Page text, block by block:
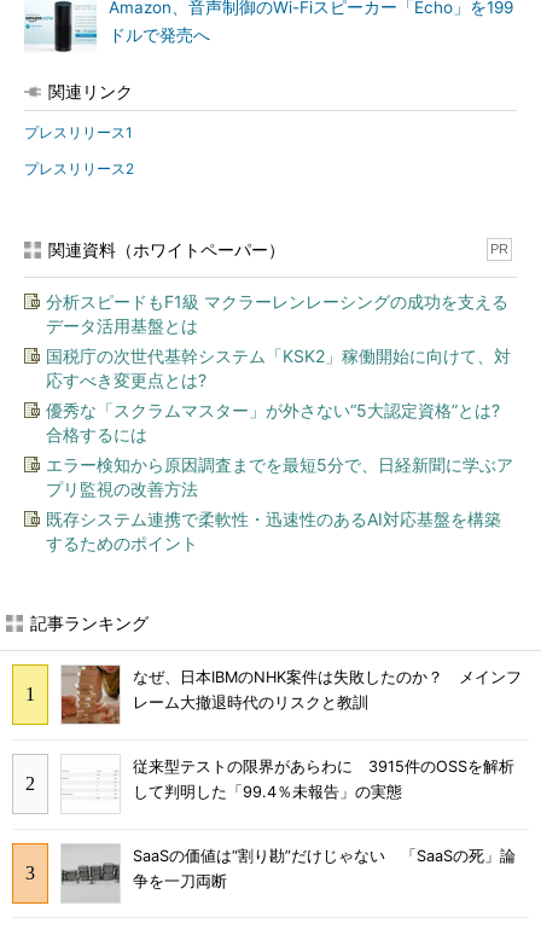
Amazon、音声制御のWi-Fiスピーカー「Echo」を199
ドルで発売へ
関連リンク
プレスリリース1
プレスリリース2
関連資料（ホワイトペーパー） PR
分析スピードもF1級 マクラーレンレーシングの成功を支える
データ活用基盤とは
国税庁の次世代基幹システム「KSK2」稼働開始に向けて、対
応すべき変更点とは?
優秀な「スクラムマスター」が外さない“5大認定資格”とは?
合格するには
エラー検知から原因調査までを最短5分で、日経新聞に学ぶア
プリ監視の改善方法
既存システム連携で柔軟性・迅速性のあるAI対応基盤を構築
するためのポイント
記事ランキング
なぜ、日本IBMのNHK案件は失敗したのか？ メインフ
レーム大撤退時代のリスクと教訓
従来型テストの限界があらわに 3915件のOSSを解析
して判明した「99.4％未報告」の実態
SaaSの価値は“割り勘”だけじゃない 「SaaSの死」論
争を一刀両断